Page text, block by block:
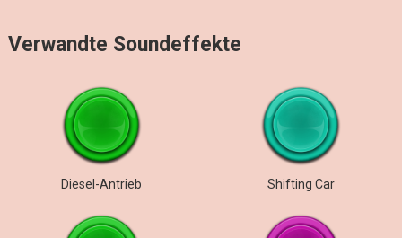
Verwandte Soundeffekte
Diesel-Antrieb Shifting Car